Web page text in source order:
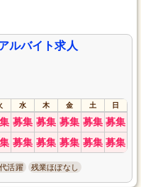
ルバイト求人
水 木 金 土 日
募集 募集 募集 募集 募集
募集 募集 募集 募集 募集
活躍 残業ほぼなし